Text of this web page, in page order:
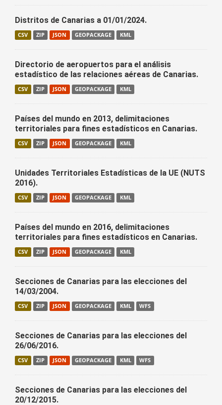
Distritos de Canarias a 01/01/2024.
CSV ZIP JSON GEOPACKAGE KML
Directorio de aeropuertos para el análisis
estadístico de las relaciones aéreas de Canarias.
CSV ZIP JSON GEOPACKAGE KML
Países del mundo en 2013, delimitaciones
territoriales para fines estadísticos en Canarias.
CSV ZIP JSON GEOPACKAGE KML
Unidades Territoriales Estadísticas de la UE (NUTS
2016).
CSV ZIP JSON GEOPACKAGE KML
Países del mundo en 2016, delimitaciones
territoriales para fines estadísticos en Canarias.
CSV ZIP JSON GEOPACKAGE KML
Secciones de Canarias para las elecciones del
14/03/2004.
CSV ZIP JSON GEOPACKAGE KML WFS
Secciones de Canarias para las elecciones del
26/06/2016.
CSV ZIP JSON GEOPACKAGE KML WFS
Secciones de Canarias para las elecciones del
20/12/2015.